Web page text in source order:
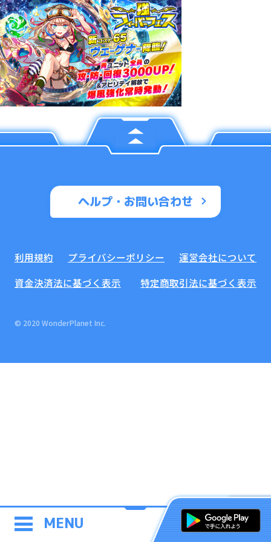
MENU
ヘルプ・お問い合わせ
利用規約 プライバシーポリシー
運営会社について
資金決済法に基づく表示
特定商取引法に基づく表示
© 2020 WonderPlanet Inc.